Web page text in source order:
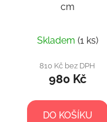
cm
Skladem (1 ks)
810 Kč bez DPH
980 Kč
DO KOŠÍKU